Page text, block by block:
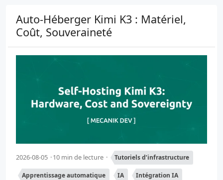
Auto-Héberger Kimi K3 : Matériel,
Coût, Souveraineté
2026-08-05 10 min de lecture Tutoriels d’infrastructure
Apprentissage automatique IA Intégration IA